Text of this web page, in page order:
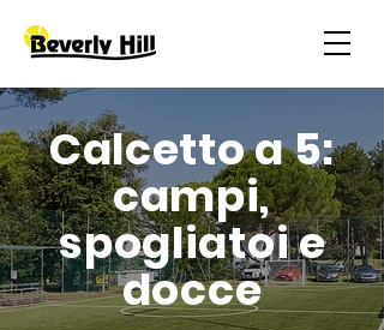
Calcetto a 5:
campi,
spogliatoi e
docce